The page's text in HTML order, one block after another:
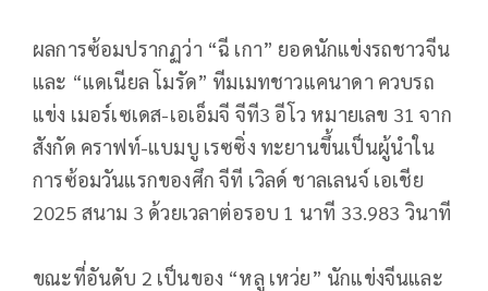
ผลการซ้อมปรากฏว่า “ฉี เกา” ยอดนักแข่งรถชาวจีน
และ “แดเนียล โมรัด” ทีมเมทชาวแคนาดา ควบรถ
แข่ง เมอร์เซเดส-เอเอ็มจี จีที3 อีโว หมายเลข 31 จาก
สังกัด คราฟท์-แบมบู เรซซิ่ง ทะยานขึ้นเป็นผู้นำใน
การซ้อมวันแรกของศึก จีที เวิลด์ ชาลเลนจ์ เอเชีย
2025 สนาม 3 ด้วยเวลาต่อรอบ 1 นาที 33.983 วินาที
ขณะที่อันดับ 2 เป็นของ “หลู เหว่ย” นักแข่งจีนและ